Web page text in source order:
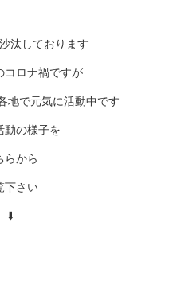
汰しております
コロナ禍ですが
地で元気に活動中です
動の様子を
らから
下さい
⬇️